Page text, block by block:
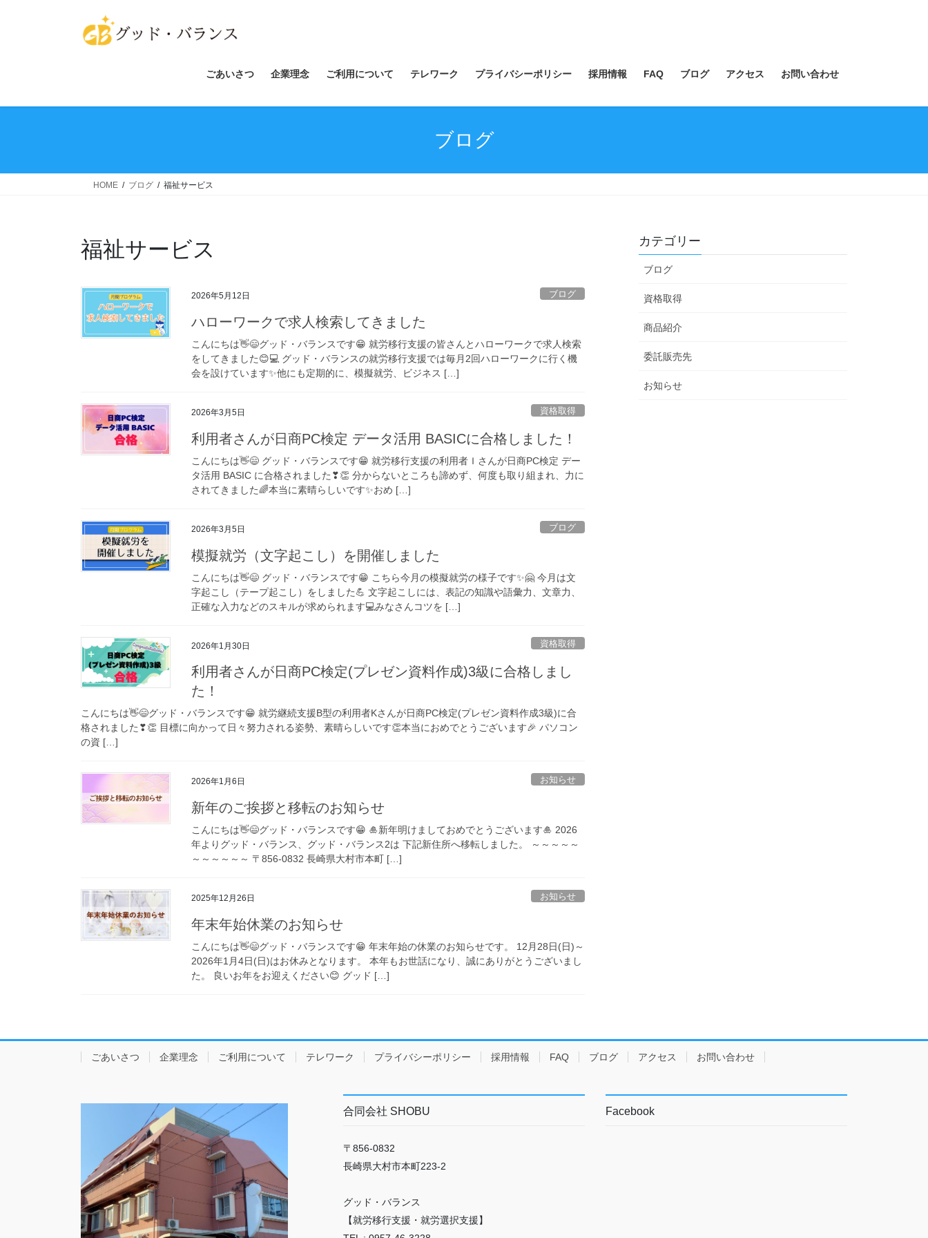
ス
ン
ごあいさつ 企業理念 ご利用について テレワーク プライバシーポリシー 採用情報 FAQ ブログ アクセス お問い合わせ
ブログ
HOME ブログ 福祉サービス
福祉サービス
2026年5月12日 ブログ
ハローワークで求人検索してきました
こんにちは👋😄グッド・バランスです😁 就労移行支援の皆さんとハローワークで求人検索
をしてきました😊💻️ グッド・バランスの就労移行支援では毎月2回ハローワークに行く機
会を設けています✨️他にも定期的に、模擬就労、ビジネス […]
2026年3月5日 資格取得
利用者さんが日商PC検定 データ活用 BASICに合格しました！
こんにちは👋😄 グッド・バランスです😁 就労移行支援の利用者Ｉさんが日商PC検定 デー
タ活用 BASIC に合格されました❣👏 分からないところも諦めず、何度も取り組まれ、力に
されてきました🌈本当に素晴らしいです✨️おめ […]
2026年3月5日 ブログ
模擬就労（文字起こし）を開催しました
こんにちは👋😄 グッド・バランスです😁 こちら今月の模擬就労の様子です✨🤗 今月は文
字起こし（テープ起こし）をしました💪 文字起こしには、表記の知識や語彙力、文章力、
正確な入力などのスキルが求められます💻️みなさんコツを […]
2026年1月30日 資格取得
利用者さんが日商PC検定(プレゼン資料作成)3級に合格しまし
た！
こんにちは👋😄グッド・バランスです😁 就労継続支援B型の利用者Kさんが日商PC検定(プレゼン資料作成3級)に合
格されました❣👏 目標に向かって日々努力される姿勢、素晴らしいです👏本当におめでとうございます🎉 パソコン
の資 […]
2026年1月6日 お知らせ
新年のご挨拶と移転のお知らせ
こんにちは👋😄グッド・バランスです😁 🎍新年明けましておめでとうございます🎍 2026
年よりグッド・バランス、グッド・バランス2は 下記新住所へ移転しました。 ～～～～～
～～～～～～ 〒856-0832 長崎県大村市本町 […]
2025年12月26日 お知らせ
年末年始休業のお知らせ
こんにちは👋😄グッド・バランスです😁 年末年始の休業のお知らせです。 12月28日(日)～
2026年1月4日(日)はお休みとなります。 本年もお世話になり、誠にありがとうございまし
た。 良いお年をお迎えください😊 グッド […]
カテゴリー
ブログ
資格取得
商品紹介
委託販売先
お知らせ
ごあいさつ 企業理念 ご利用について テレワーク プライバシーポリシー 採用情報 FAQ ブログ アクセス お問い合わせ
合同会社 SHOBU
〒856-0832
長崎県大村市本町223-2
グッド・バランス
【就労移行支援・就労選択支援】
Facebook